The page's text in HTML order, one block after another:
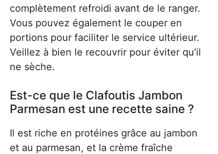
complètement refroidi avant de le ranger.
Vous pouvez également le couper en
portions pour faciliter le service ultérieur.
Veillez à bien le recouvrir pour éviter qu’il
ne sèche.
Est-ce que le Clafoutis Jambon
Parmesan est une recette saine ?
Il est riche en protéines grâce au jambon
et au parmesan, et la crème fraîche